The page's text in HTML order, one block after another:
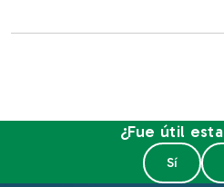
¿Fue útil